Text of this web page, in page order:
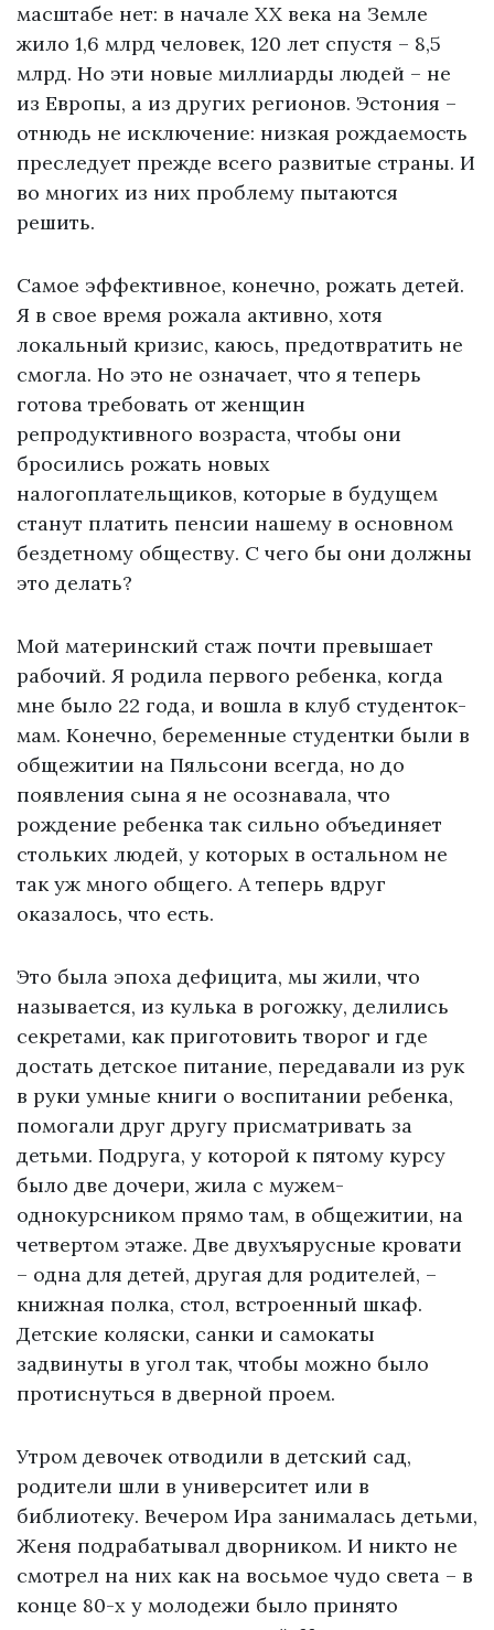
масштабе нет: в начале XX века на Земле
жило 1,6 млрд человек, 120 лет спустя – 8,5
млрд. Но эти новые миллиарды людей – не
из Европы, а из других регионов. Эстония –
отнюдь не исключение: низкая рождаемость
преследует прежде всего развитые страны. И
во многих из них проблему пытаются
решить.
Самое эффективное, конечно, рожать детей.
Я в свое время рожала активно, хотя
локальный кризис, каюсь, предотвратить не
смогла. Но это не означает, что я теперь
готова требовать от женщин
репродуктивного возраста, чтобы они
бросились рожать новых
налогоплательщиков, которые в будущем
станут платить пенсии нашему в основном
бездетному обществу. С чего бы они должны
это делать?
Мой материнский стаж почти превышает
рабочий. Я родила первого ребенка, когда
мне было 22 года, и вошла в клуб студенток-
мам. Конечно, беременные студентки были в
общежитии на Пяльсони всегда, но до
появления сына я не осознавала, что
рождение ребенка так сильно объединяет
стольких людей, у которых в остальном не
так уж много общего. А теперь вдруг
оказалось, что есть.
Это была эпоха дефицита, мы жили, что
называется, из кулька в рогожку, делились
секретами, как приготовить творог и где
достать детское питание, передавали из рук
в руки умные книги о воспитании ребенка,
помогали друг другу присматривать за
детьми. Подруга, у которой к пятому курсу
было две дочери, жила с мужем-
однокурсником прямо там, в общежитии, на
четвертом этаже. Две двухъярусные кровати
– одна для детей, другая для родителей, –
книжная полка, стол, встроенный шкаф.
Детские коляски, санки и самокаты
задвинуты в угол так, чтобы можно было
протиснуться в дверной проем.
Утром девочек отводили в детский сад,
родители шли в университет или в
библиотеку. Вечером Ира занималась детьми,
Женя подрабатывал дворником. И никто не
смотрел на них как на восьмое чудо света – в
конце 80-х у молодежи было принято